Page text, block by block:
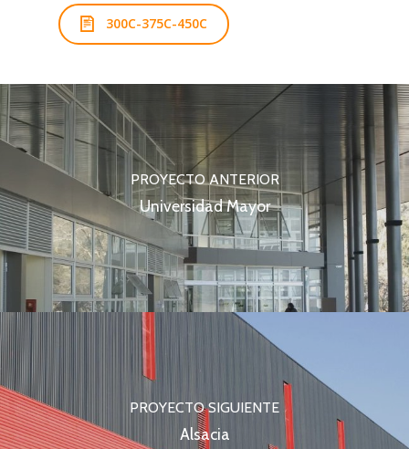
300C-375C-450C
PROYECTO ANTERIOR
Universidad Mayor
PROYECTO SIGUIENTE
Alsacia